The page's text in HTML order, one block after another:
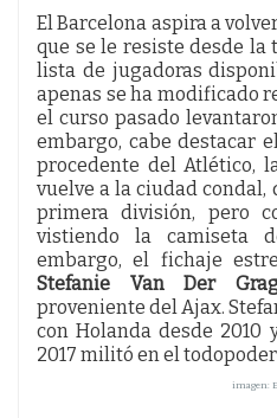
El Barcelona aspira a
que se le resiste desde la
lista de jugadoras
apenas se ha modificado
el curso pasado
embargo, cabe destacar
procedente del Atlético,
vuelve a la ciudad condal,
primera división, pero
vistiendo la camiseta
embargo, el fichaje
Stefanie Van Der
proveniente del Ajax.
con Holanda desde 2010
2017 militó en el
imagen: